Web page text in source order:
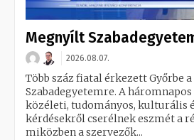
Megnyílt
2026.08.07.
Több száz fiatal érkezett Győrbe a
Szabadegyetemre. A
közéleti, tudományos, kulturális
kérdésekről cserélnek eszmét a
miközben a szervezők...